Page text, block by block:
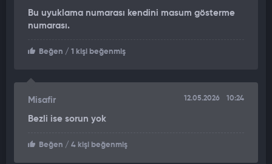
Bu uyuklama numarası kendini masum gösterme
numarası.
Beğen / 1 kişi beğenmiş
Misafir 12.05.2026 10:24
Bezli ise sorun yok
Beğen / 4 kişi beğenmiş